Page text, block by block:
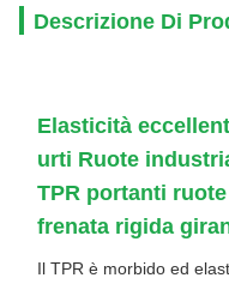
Descrizione Di
Elasticità
urti Ruote
TPR portanti
frenata rigida
Il TPR è morbido ed